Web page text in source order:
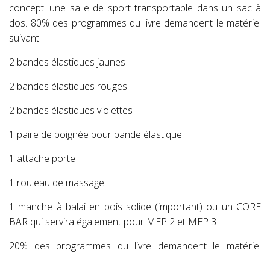
concept: une salle de sport transportable dans un sac à
dos. 80% des programmes du livre demandent le matériel
suivant:
2 bandes élastiques jaunes
2 bandes élastiques rouges
2 bandes élastiques violettes
1 paire de poignée pour bande élastique
1 attache porte
1 rouleau de massage
1 manche à balai en bois solide (important) ou un CORE
BAR qui servira également pour MEP 2 et MEP 3
20% des programmes du livre demandent le matériel